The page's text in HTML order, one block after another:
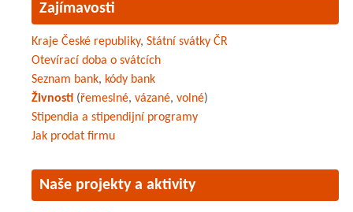
Zajímavosti
Kraje České republiky, Státní svátky ČR
Otevírací doba o svátcích
Seznam bank, kódy bank
Živnosti (řemeslné, vázané, volné)
Stipendia a stipendijní programy
Jak prodat firmu
Naše projekty a aktivity